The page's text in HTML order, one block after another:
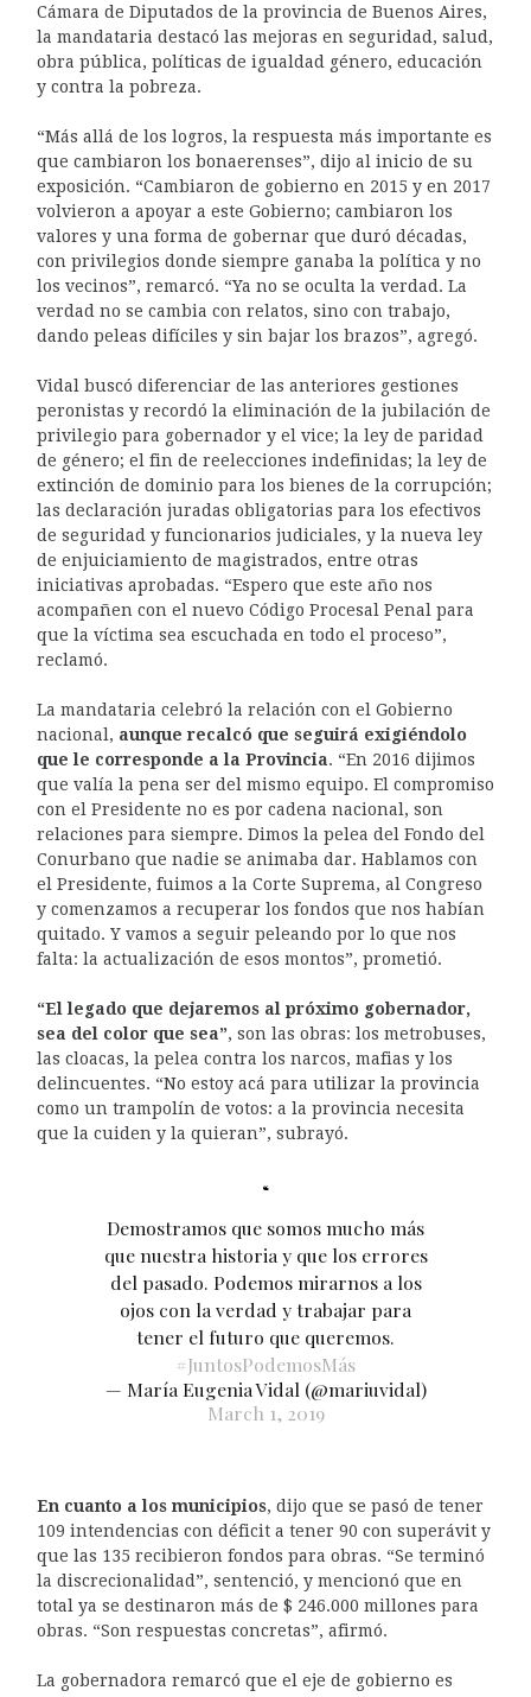
Cámara de Diputados de la provincia de Buenos Aires,
la mandataria destacó las mejoras en seguridad, salud,
obra pública, políticas de igualdad género, educación
y contra la pobreza.
“Más allá de los logros, la respuesta más importante es
que cambiaron los bonaerenses”, dijo al inicio de su
exposición. “Cambiaron de gobierno en 2015 y en 2017
volvieron a apoyar a este Gobierno; cambiaron los
valores y una forma de gobernar que duró décadas,
con privilegios donde siempre ganaba la política y no
los vecinos”, remarcó. “Ya no se oculta la verdad. La
verdad no se cambia con relatos, sino con trabajo,
dando peleas difíciles y sin bajar los brazos”, agregó.
Vidal buscó diferenciar de las anteriores gestiones
peronistas y recordó la eliminación de la jubilación de
privilegio para gobernador y el vice; la ley de paridad
de género; el fin de reelecciones indefinidas; la ley de
extinción de dominio para los bienes de la corrupción;
las declaración juradas obligatorias para los efectivos
de seguridad y funcionarios judiciales, y la nueva ley
de enjuiciamiento de magistrados, entre otras
iniciativas aprobadas. “Espero que este año nos
acompañen con el nuevo Código Procesal Penal para
que la víctima sea escuchada en todo el proceso”,
reclamó.
La mandataria celebró la relación con el Gobierno
nacional, aunque recalcó que seguirá exigiéndolo
que le corresponde a la Provincia. “En 2016 dijimos
que valía la pena ser del mismo equipo. El compromiso
con el Presidente no es por cadena nacional, son
relaciones para siempre. Dimos la pelea del Fondo del
Conurbano que nadie se animaba dar. Hablamos con
el Presidente, fuimos a la Corte Suprema, al Congreso
y comenzamos a recuperar los fondos que nos habían
quitado. Y vamos a seguir peleando por lo que nos
falta: la actualización de esos montos”, prometió.
“El legado que dejaremos al próximo gobernador,
sea del color que sea”, son las obras: los metrobuses,
las cloacas, la pelea contra los narcos, mafias y los
delincuentes. “No estoy acá para utilizar la provincia
como un trampolín de votos: a la provincia necesita
que la cuiden y la quieran”, subrayó.
Demostramos que somos mucho más
que nuestra historia y que los errores
del pasado. Podemos mirarnos a los
ojos con la verdad y trabajar para
tener el futuro que queremos.
#JuntosPodemosMás
— María Eugenia Vidal (@mariuvidal)
March 1, 2019
En cuanto a los municipios, dijo que se pasó de tener
109 intendencias con déficit a tener 90 con superávit y
que las 135 recibieron fondos para obras. “Se terminó
la discrecionalidad”, sentenció, y mencionó que en
total ya se destinaron más de $ 246.000 millones para
obras. “Son respuestas concretas”, afirmó.
La gobernadora remarcó que el eje de gobierno es